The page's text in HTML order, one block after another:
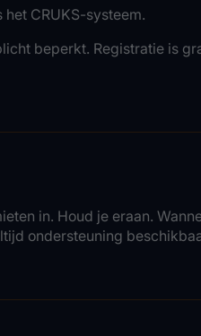
CRUKS-systeem.
beperkt. Registratie is
in. Houd je eraan.
ondersteuning